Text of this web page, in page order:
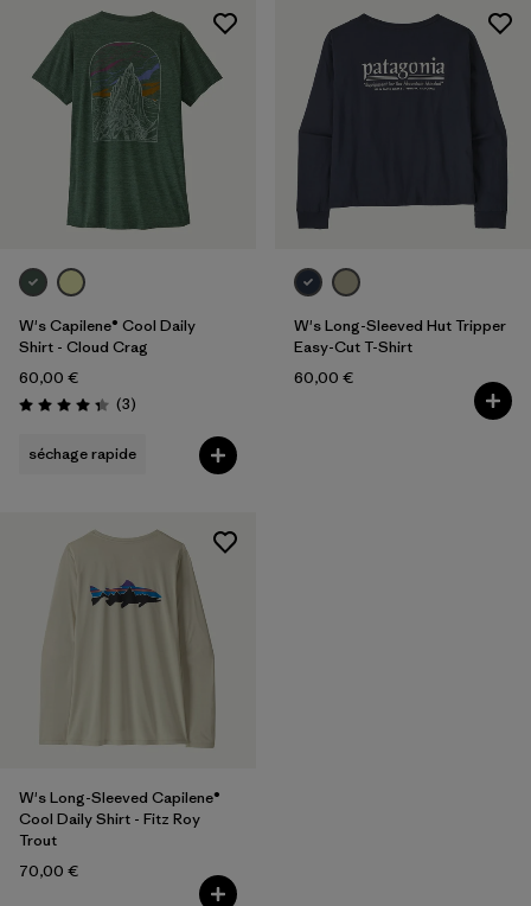
W's Capilene® Cool Daily
Shirt - Cloud Crag
60,00 €
Évaluation: 4.3 / 5
(3Avis
)
séchage rapide
W's Long-Sleeved Hut Tripper
Easy-Cut T-Shirt
60,00 €
W's Long-Sleeved Capilene®
Cool Daily Shirt - Fitz Roy
Trout
70,00 €